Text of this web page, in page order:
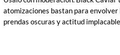
atomizaciones bastan para
prendas oscuras y actitud